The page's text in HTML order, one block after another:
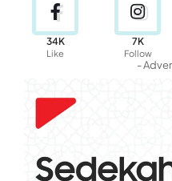
34K
Like
7K
Follow
-